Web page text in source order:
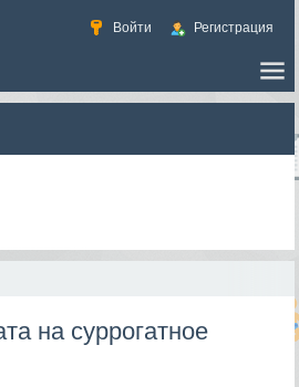
Войти Регистрация
на суррогатное